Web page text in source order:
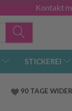
Kontakt
STICKEREI
90 TAGE